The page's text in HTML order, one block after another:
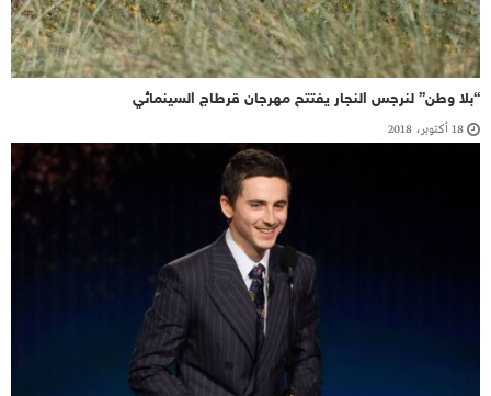
“بلا وطن” لنرجس النجار يفتتح مهرجان قرطاج السينمائي
18 أكتوبر، 2018